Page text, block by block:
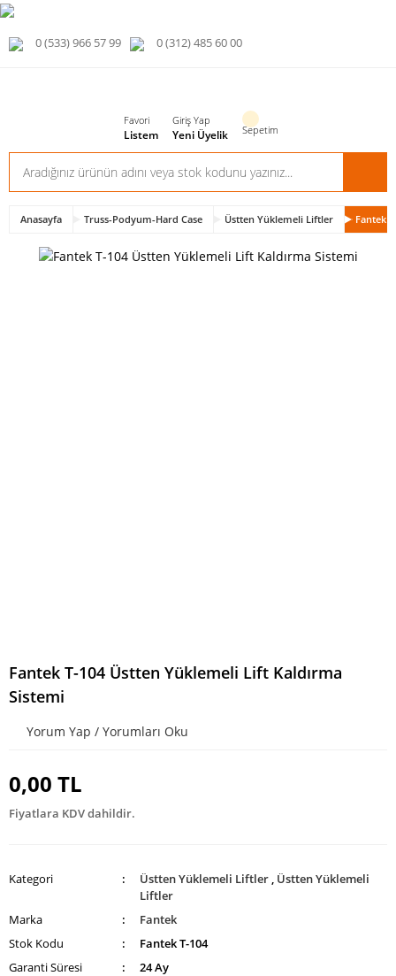
0 (533) 966 57 99 0 (312) 485 60 00
Favori
Listem
Giriş Yap
Yeni Üyelik Sepetim
Anasayfa Truss-Podyum-Hard Case Üstten Yüklemeli Liftler Fantek
Fantek T-104 Üstten Yüklemeli Lift Kaldırma
Sistemi
Yorum Yap / Yorumları Oku
0,00 TL
Fiyatlara KDV dahildir.
Kategori Üstten Yüklemeli Liftler , Üstten Yüklemeli
Liftler
Marka
Fantek
Stok Kodu
Fantek T-104
Garanti Süresi
24 Ay